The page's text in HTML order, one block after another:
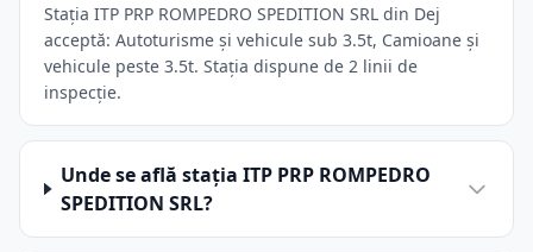
Stația ITP PRP ROMPEDRO SPEDITION SRL din Dej
acceptă: Autoturisme și vehicule sub 3.5t, Camioane și
vehicule peste 3.5t. Stația dispune de 2 linii de
inspecție.
Unde se află stația ITP PRP ROMPEDRO
SPEDITION SRL?